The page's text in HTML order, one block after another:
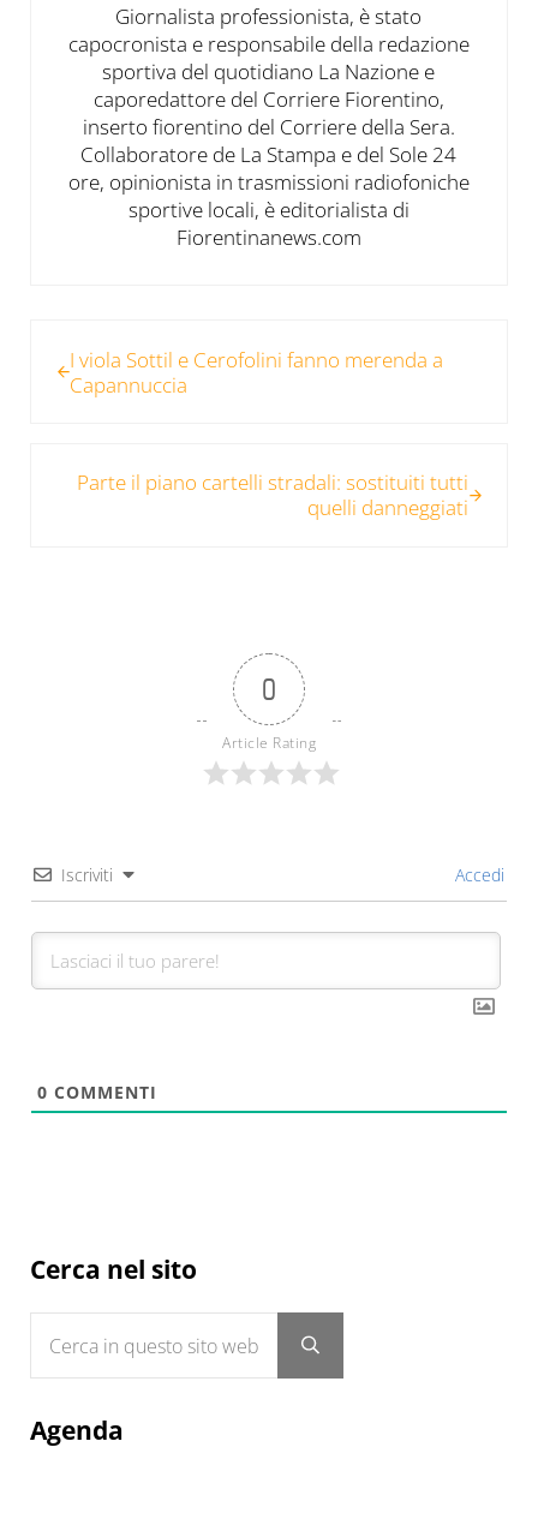
Giornalista professionista, è stato
capocronista e responsabile della redazione
sportiva del quotidiano La Nazione e
caporedattore del Corriere Fiorentino,
inserto fiorentino del Corriere della Sera.
Collaboratore de La Stampa e del Sole 24
ore, opinionista in trasmissioni radiofoniche
sportive locali, è editorialista di
Fiorentinanews.com
I viola Sottil e Cerofolini fanno merenda a
Capannuccia
Parte il piano cartelli stradali: sostituiti tutti
quelli danneggiati
0
Article Rating
Iscriviti Accedi
0 COMMENTI
Sidebar
Cerca nel sito
Submit search
Agenda